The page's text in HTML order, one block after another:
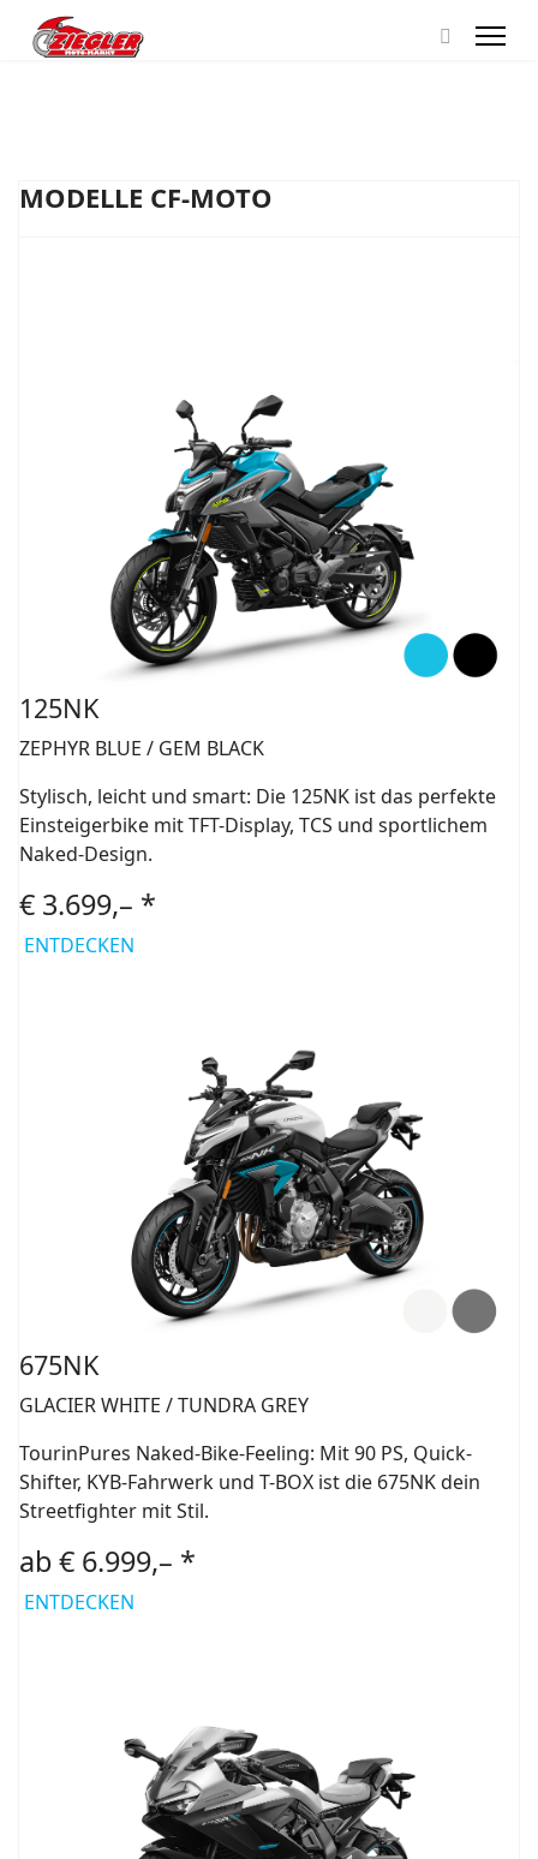
MODELLE CF-MOTO
125NK
ZEPHYR BLUE / GEM BLACK
Stylisch, leicht und smart: Die 125NK ist das perfekte
Einsteigerbike mit TFT-Display, TCS und sportlichem
Naked-Design.
€ 3.699,– *
ENTDECKEN
675NK
GLACIER WHITE / TUNDRA GREY
TourinPures Naked-Bike-Feeling: Mit 90 PS, Quick-
Shifter, KYB-Fahrwerk und T-BOX ist die 675NK dein
Streetfighter mit Stil.
ab € 6.999,– *
ENTDECKEN